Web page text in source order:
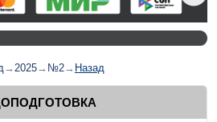
→2025→ №2→ Назад